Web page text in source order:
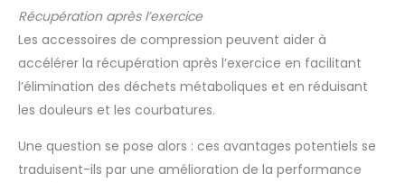
Récupération après l’exercice
Les accessoires de compression peuvent aider à
accélérer la récupération après l’exercice en facilitant
l’élimination des déchets métaboliques et en réduisant
les douleurs et les courbatures.
Une question se pose alors : ces avantages potentiels se
traduisent-ils par une amélioration de la performance